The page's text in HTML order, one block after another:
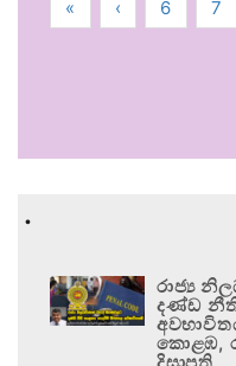
« ‹ 6 7
.
රාජ්‍ය
දණ්ඩ නීති
කොළඹ,